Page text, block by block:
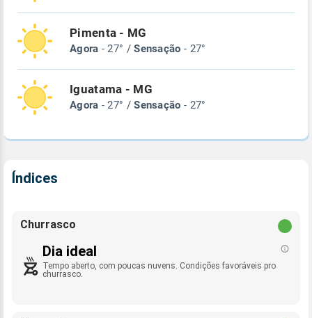
Pimenta - MG
Agora - 27° /Sensação - 27°
Iguatama - MG
Agora - 27° /Sensação - 27°
Índices
Churrasco
Dia ideal
Tempo aberto, com poucas nuvens. Condições favoráveis pro
churrasco.